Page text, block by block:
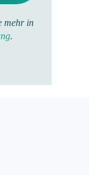
mehr in
.